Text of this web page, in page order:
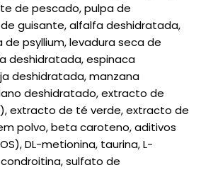
de pescado, pulpa de
guisante, alfalfa deshidratada,
de psyllium, levadura seca de
deshidratada, espinaca
deshidratada, manzana
deshidratado, extracto de
extracto de té verde, extracto de
polvo, beta caroteno, aditivos
DL-metionina, taurina, L-
sulfato de